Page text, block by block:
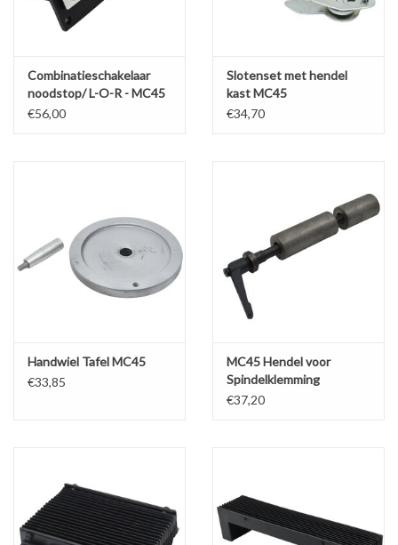
Relatiegeschenken |
Oliën & Smeermiddelen |
Combinatieschakelaar
noodstop/ L-O-R - MC45
400V
€56,00
Slotenset met hendel
kast MC45
€34,70
Handwiel Tafel MC45
€33,85
MC45 Hendel voor
Spindelklemming
€37,20